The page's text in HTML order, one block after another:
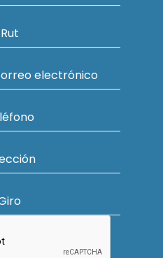
Rut
electrónico